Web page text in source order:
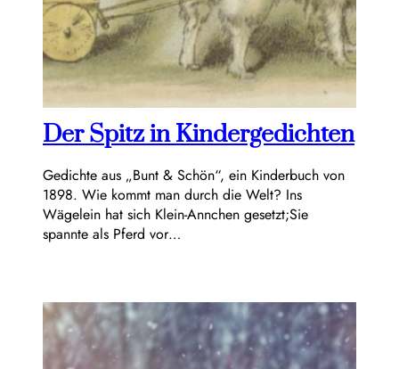
Der Spitz in Kindergedichten
Gedichte aus „Bunt & Schön“, ein Kinderbuch von
1898. Wie kommt man durch die Welt? Ins
Wägelein hat sich Klein-Annchen gesetzt;Sie
spannte als Pferd vor…